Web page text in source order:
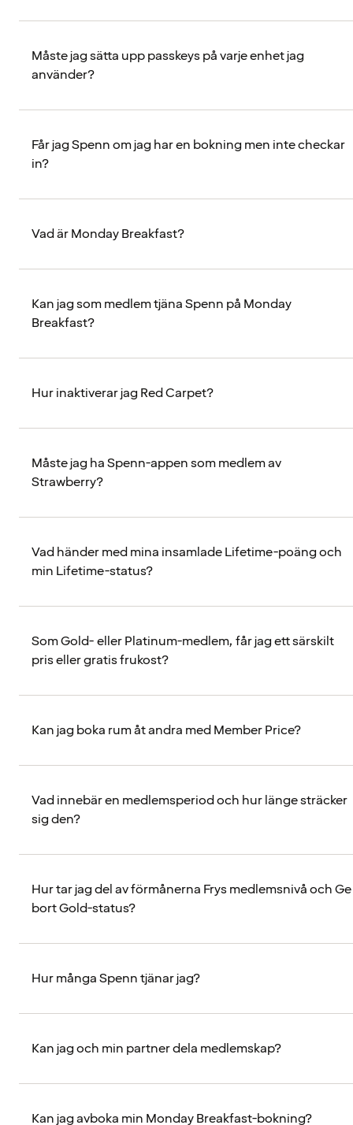
Måste jag sätta upp passkeys på varje enhet jag
använder?
Får jag Spenn om jag har en bokning men inte checkar
in?
Vad är Monday Breakfast?
Kan jag som medlem tjäna Spenn på Monday
Breakfast?
Hur inaktiverar jag Red Carpet?
Måste jag ha Spenn-appen som medlem av
Strawberry?
Vad händer med mina insamlade Lifetime-poäng och
min Lifetime-status?
Som Gold- eller Platinum-medlem, får jag ett särskilt
pris eller gratis frukost?
Kan jag boka rum åt andra med Member Price?
Vad innebär en medlemsperiod och hur länge sträcker
sig den?
Hur tar jag del av förmånerna Frys medlemsnivå och Ge
bort Gold-status?
Hur många Spenn tjänar jag?
Kan jag och min partner dela medlemskap?
Kan jag avboka min Monday Breakfast-bokning?